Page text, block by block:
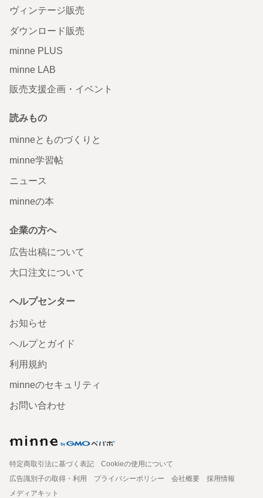
ヴィンテージ販売
ダウンロード販売
minne PLUS
minne LAB
販売支援企画・イベント
読みもの
minneとものづくりと
minne学習帖
ニュース
minneの本
企業の方へ
広告出稿について
大口注文について
ヘルプセンター
お知らせ
ヘルプとガイド
利用規約
minneのセキュリティ
お問い合わせ
特定商取引法に基づく表記
Cookieの使用について
広告識別子の取得・利用
プライバシーポリシー 会社概要
採用情報
メディアキット